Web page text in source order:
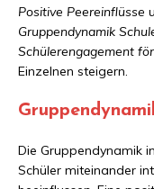
Positive Peereinflüsse
Gruppendynamik
Schülerengagement
Einzelnen steigern.
Die Gruppendynamik
Schüler miteinander